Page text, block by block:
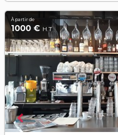
À partir de
1000 € H.T